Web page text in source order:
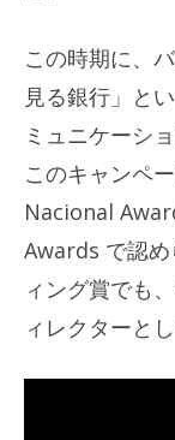
この時期に、
見る銀行」と
ミュニケーシ
このキャンペ
Nacional
Awards で認
ィング賞でも
ィレクターと